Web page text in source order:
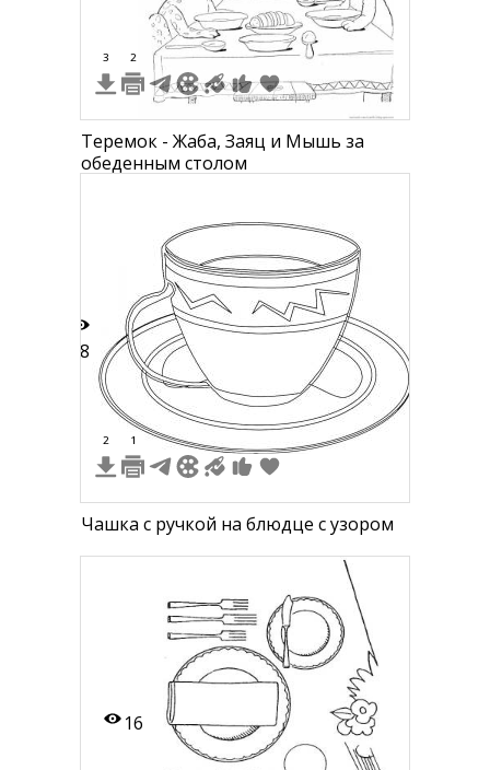
3 2
Теремок - Жаба, Заяц и Мышь за
обеденным столом
18
2 1
Чашка с ручкой на блюдце с узором
16